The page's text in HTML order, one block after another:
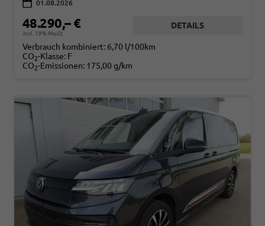
01.08.2026
48.290,– €
incl. 19% MwSt.
DETAILS
Verbrauch kombiniert: 6,70 l/100km
CO2-Klasse: F
CO2-Emissionen: 175,00 g/km